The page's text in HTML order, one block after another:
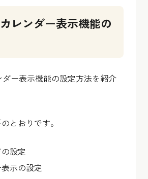
レンダー表示機能の
ダー表示機能の設定方法を紹介
とおりです。
設定
示の設定